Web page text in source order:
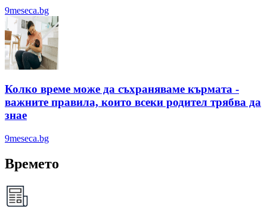
9meseca.bg
Колко време може да съхраняваме кърмата -
важните правила, които всеки родител трябва да
знае
9meseca.bg
Времето